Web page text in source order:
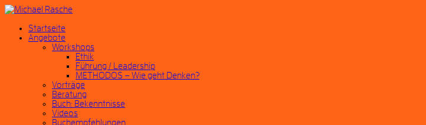
Startseite
Angebote
Workshops
Ethik
Führung / Leadership
METHODOS – Wie geht Denken?
Vorträge
Beratung
Buch: Bekenntnisse
Videos
Buchempfehlungen